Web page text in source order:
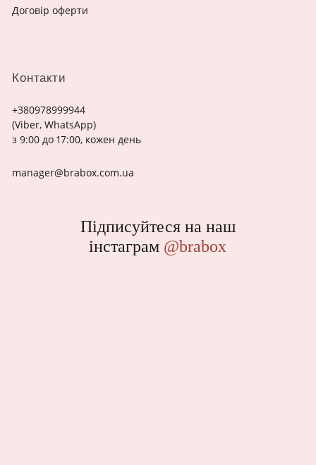
Контакти
+380978999944
(Viber, WhatsApp)
з 9:00 до 17:00, кожен день
manager@brabox.com.ua
Договір оферти
Підписуйтеся на наш
інстаграм @brabox